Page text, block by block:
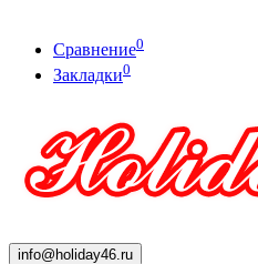
Сравнение0
Закладки0
info@holiday46.ru